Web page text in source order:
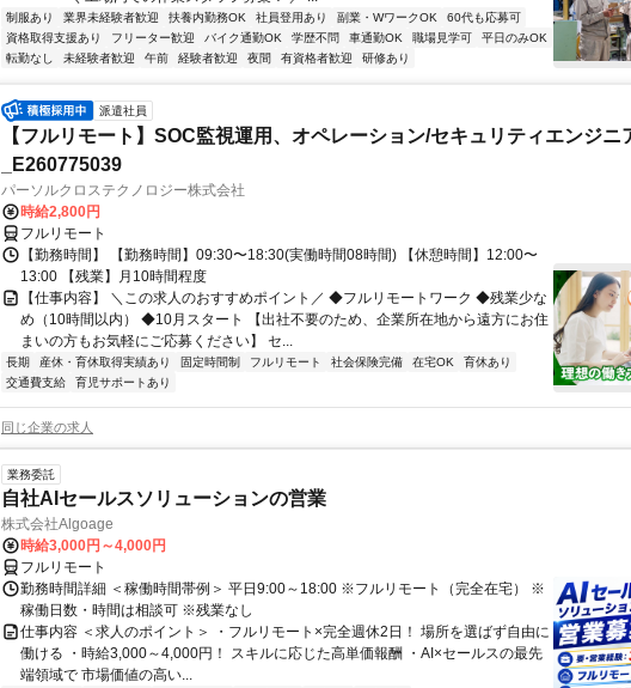
制服あり 業界未経験者歓迎 扶養内勤務OK 社員登用あり 副業・WワークOK
60代も応募可
資格取得支援あり
フリーター歓迎 バイク通勤OK 学歴不問 車通勤OK 職場見学可
平日のみOK
転勤なし
未経験者歓迎 午前 経験者歓迎 夜間 有資格者歓迎 研修あり
派遣社員
【フルリモート】SOC監視運用、オペレーション/セキュリティエンジニ
_E260775039
パーソルクロステクノロジー株式会社
時給2,800円
フルリモート
【勤務時間】 【勤務時間】09:30〜18:30(実働時間08時間) 【休憩時間】12:00〜
13:00 【残業】月10時間程度
【仕事内容】 ＼この求人のおすすめポイント／ ◆フルリモートワーク ◆残業少な
め（10時間以内） ◆10月スタート 【出社不要のため、企業所在地から遠方にお住
まいの方もお気軽にご応募ください】 セ...
長期 産休・育休取得実績あり 固定時間制 フルリモート 社会保険完備 在宅OK
育休あり
交通費支給
育児サポートあり
同じ企業の求人
業務委託
自社AIセールスソリューションの営業
株式会社Algoage
時給3,000円～4,000円
フルリモート
勤務時間詳細 ＜稼働時間帯例＞ 平日9:00～18:00 ※フルリモート（完全在宅） ※
稼働日数・時間は相談可 ※残業なし
仕事内容 ＜求人のポイント＞ ・フルリモート×完全週休2日！ 場所を選ばず自由に
働ける ・時給3,000～4,000円！ スキルに応じた高単価報酬 ・AI×セールスの最先
端領域で 市場価値の高い...